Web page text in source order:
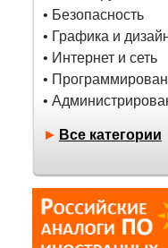
• Безопасность
• Графика и
• Интернет и сеть
•
•
► Все категории